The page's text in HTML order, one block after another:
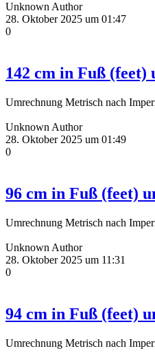
Unknown Author
28. Oktober 2025 um 01:47
0
142 cm in Fuß
Umrechnung Metrisch nach
Unknown Author
28. Oktober 2025 um 01:49
0
96 cm in Fuß (feet)
Umrechnung Metrisch nach
Unknown Author
28. Oktober 2025 um 11:31
0
94 cm in Fuß (feet)
Umrechnung Metrisch nach